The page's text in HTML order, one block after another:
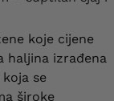
koje cijene
haljina izrađena
se
široke